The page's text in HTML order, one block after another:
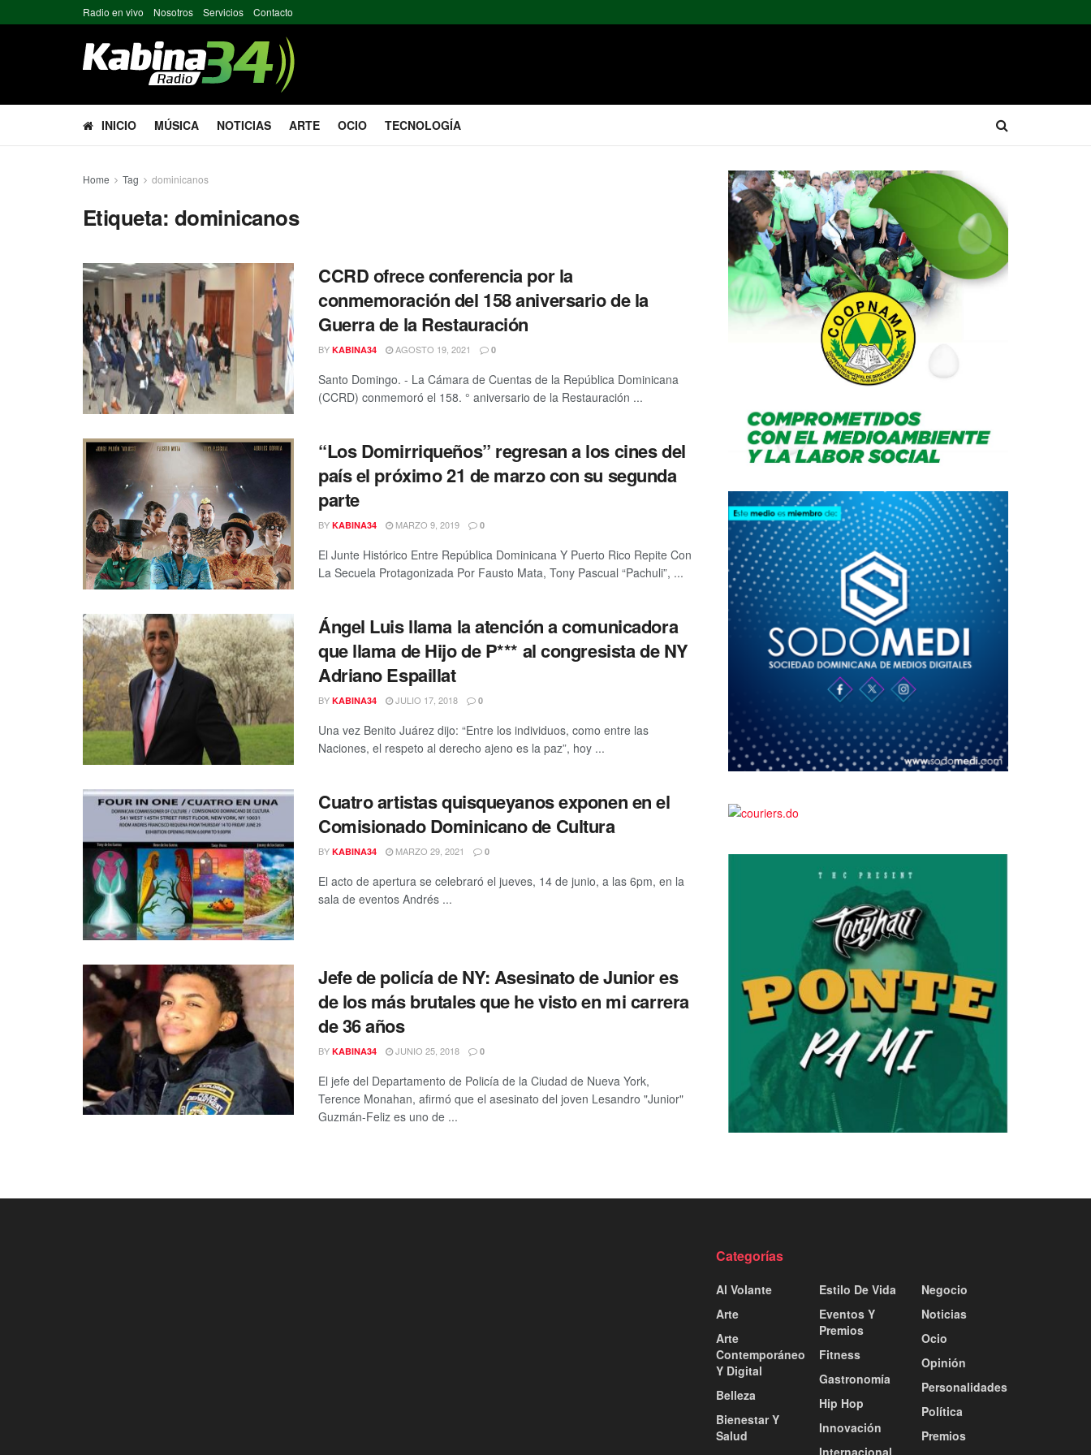
Radio en vivo Nosotros Servicios Contacto
INICIO MÚSICA NOTICIAS ARTE OCIO TECNOLOGÍA
Home Tag dominicanos
Etiqueta: dominicanos
CCRD ofrece conferencia por la
conmemoración del 158 aniversario de la
Guerra de la Restauración
BY KABINA34 AGOSTO 19, 2021 0
Santo Domingo. - La Cámara de Cuentas de la República Dominicana
(CCRD) conmemoró el 158. ° aniversario de la Restauración ...
“Los Domirriqueños” regresan a los cines del
país el próximo 21 de marzo con su segunda
parte
BY KABINA34 MARZO 9, 2019 0
El Junte Histórico Entre República Dominicana Y Puerto Rico Repite Con
La Secuela Protagonizada Por Fausto Mata, Tony Pascual “Pachuli”, ...
Ángel Luis llama la atención a comunicadora
que llama de Hijo de P*** al congresista de NY
Adriano Espaillat
BY KABINA34 JULIO 17, 2018 0
Una vez Benito Juárez dijo: “Entre los individuos, como entre las
Naciones, el respeto al derecho ajeno es la paz”, hoy ...
Cuatro artistas quisqueyanos exponen en el
Comisionado Dominicano de Cultura
BY KABINA34 MARZO 29, 2021 0
El acto de apertura se celebraró el jueves, 14 de junio, a las 6pm, en la
sala de eventos Andrés ...
Jefe de policía de NY: Asesinato de Junior es
de los más brutales que he visto en mi carrera
de 36 años
BY KABINA34 JUNIO 25, 2018 0
El jefe del Departamento de Policía de la Ciudad de Nueva York,
Terence Monahan, afirmó que el asesinato del joven Lesandro "Junior"
Guzmán-Feliz es uno de ...
Categorías
Al Volante
Arte
Arte
Contemporáneo
Y Digital
Belleza
Bienestar Y
Salud
Estilo De Vida
Eventos Y
Premios
Fitness
Gastronomía
Hip Hop
Innovación
Internacional
Negocio
Noticias
Ocio
Opinión
Personalidades
Política
Premios